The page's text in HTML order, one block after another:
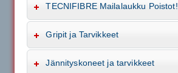
TECNIFIBRE Mailalaukku Poistot!
Gripit ja Tarvikkeet
Jännityskoneet ja tarvikkeet